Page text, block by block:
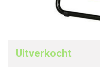
Uitverkocht